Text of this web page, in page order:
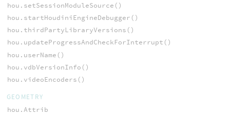
hou.setSessionModuleSource()
hou.startHoudiniEngineDebugger()
hou.thirdPartyLibraryVersions()
hou.updateProgressAndCheckForInterrupt()
hou.userName()
hou.vdbVersionInfo()
hou.videoEncoders()
GEOMETRY
hou.Attrib